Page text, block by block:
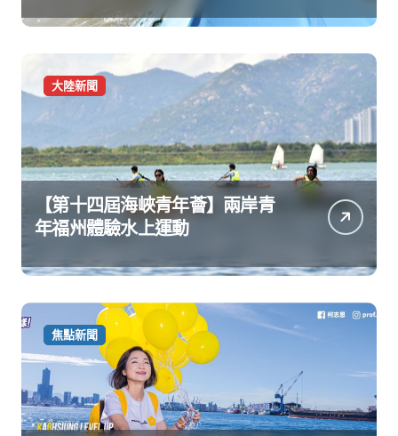
大陸新聞
【第十四屆海峽青年薈】兩岸青
年福州體驗水上運動
焦點新聞